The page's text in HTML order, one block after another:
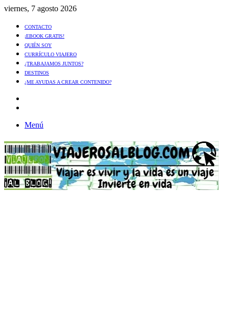
viernes, 7 agosto 2026
CONTACTO
¡EBOOK GRATIS!
QUIÉN SOY
CURRÍCULO VIAJERO
¿TRABAJAMOS JUNTOS?
DESTINOS
¿ME AYUDAS A CREAR CONTENIDO?
Menú